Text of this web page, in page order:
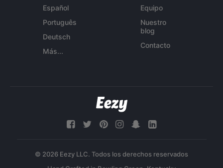
Español
Português
Deutsch
Más...
Equipo
Nuestro
blog
Contacto
© 2026 Eezy LLC. Todos los derechos reservados